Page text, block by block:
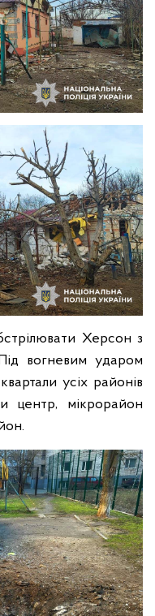
Херсон з
вогневим ударом
усіх районів
центр, мікрорайон